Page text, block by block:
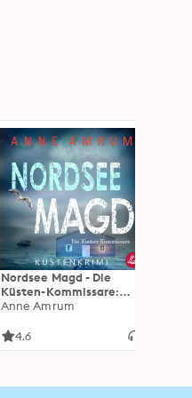
Nordsee Magd - Die
Küsten-Kommissare:
Küstenkrimi (Die
Anne Amrum
4.6